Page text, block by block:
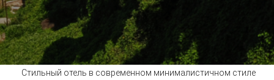
Стильный отель в современном минималистичном стиле